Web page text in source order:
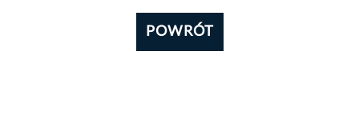
POWRÓT